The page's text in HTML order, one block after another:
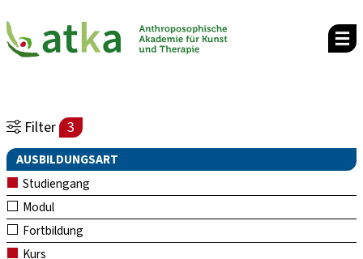
Filter 3
AUSBILDUNGSART
Studiengang
Modul
Fortbildung
Kurs